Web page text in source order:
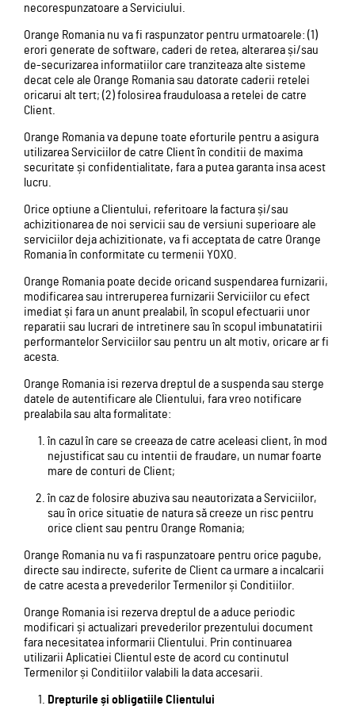
necorespunzatoare a Serviciului.
Orange Romania nu va fi raspunzator pentru urmatoarele: (1)
erori generate de software, caderi de retea, alterarea și/sau
de-securizarea informatiilor care tranziteaza alte sisteme
decat cele ale Orange Romania sau datorate caderii retelei
oricarui alt tert; (2) folosirea frauduloasa a retelei de catre
Client.
Orange Romania va depune toate eforturile pentru a asigura
utilizarea Serviciilor de catre Client în conditii de maxima
securitate și confidentialitate, fara a putea garanta insa acest
lucru.
Orice optiune a Clientului, referitoare la factura și/sau
achizitionarea de noi servicii sau de versiuni superioare ale
serviciilor deja achizitionate, va fi acceptata de catre Orange
Romania în conformitate cu termenii YOXO.
Orange Romania poate decide oricand suspendarea furnizarii,
modificarea sau intreruperea furnizarii Serviciilor cu efect
imediat și fara un anunt prealabil, în scopul efectuarii unor
reparatii sau lucrari de intretinere sau în scopul imbunatatirii
performantelor Serviciilor sau pentru un alt motiv, oricare ar fi
acesta.
Orange Romania isi rezerva dreptul de a suspenda sau sterge
datele de autentificare ale Clientului, fara vreo notificare
prealabila sau alta formalitate:
în cazul în care se creeaza de catre aceleasi client, în mod
nejustificat sau cu intentii de fraudare, un numar foarte
mare de conturi de Client;
în caz de folosire abuziva sau neautorizata a Serviciilor,
sau în orice situatie de natura să creeze un risc pentru
orice client sau pentru Orange Romania;
Orange Romania nu va fi raspunzatoare pentru orice pagube,
directe sau indirecte, suferite de Client ca urmare a incalcarii
de catre acesta a prevederilor Termenilor și Conditiilor.
Orange Romania isi rezerva dreptul de a aduce periodic
modificari și actualizari prevederilor prezentului document
fara necesitatea informarii Clientului. Prin continuarea
utilizarii Aplicatiei Clientul este de acord cu continutul
Termenilor și Conditiilor valabili la data accesarii.
Drepturile și obligatiile Clientului